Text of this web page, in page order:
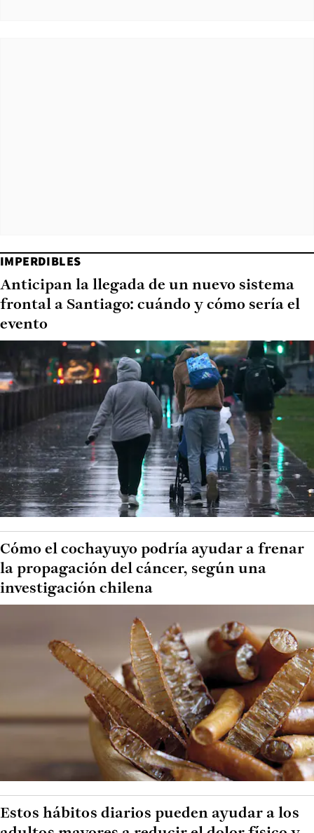
IMPERDIBLES
Anticipan la llegada de un nuevo sistema
frontal a Santiago: cuándo y cómo sería el
evento
Cómo el cochayuyo podría ayudar a frenar
la propagación del cáncer, según una
investigación chilena
Estos hábitos diarios pueden ayudar a los